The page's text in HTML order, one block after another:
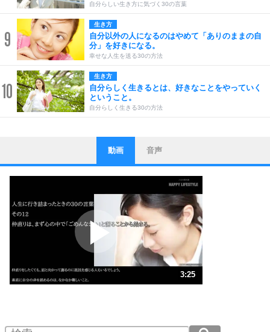
自分らしい生き方に気づく30の言葉
9
生き方
自分以外の人になるのはやめて「ありのままの自
分」を好きになる。
幸せな人生を送る30の方法
10
生き方
自分らしく生きるとは、好きなことをやっていく
ということ。
自分らしく生きる30の方法
1
ストレス対策
他人と比べない。
いっそのこと、他人を見ない。
いらいらしない人になる30の方法
プラス思考
ポジティブになれない原因は、行動しないから。
ポジティブ思考になる30の方法
人生、なんとかなるもの。
気楽に生きる30の方法
4 器の大きい人は、怒りを優しさで表現する。
動画 音声
3:25